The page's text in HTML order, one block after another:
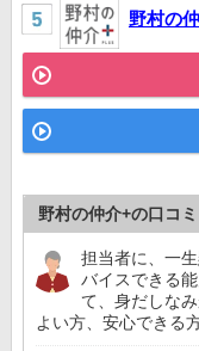
野村の
野村の仲介+の口コミ
担当者に、一
バイスできる
て、身だしな
よい方、安心できる